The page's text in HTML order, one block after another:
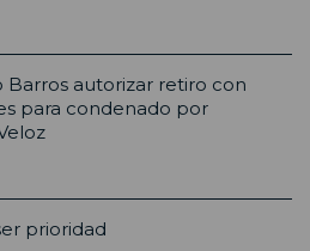
Barros autorizar retiro con
para condenado por
prioridad